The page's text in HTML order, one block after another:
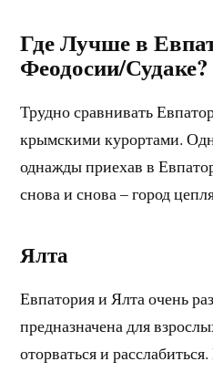
Где Лучше в
Феодосии/Судаке?
Трудно сравнивать
крымскими курортами.
однажды приехав в
снова и снова – город
Ялта
Евпатория и Ялта очень
предназначена для
оторваться и